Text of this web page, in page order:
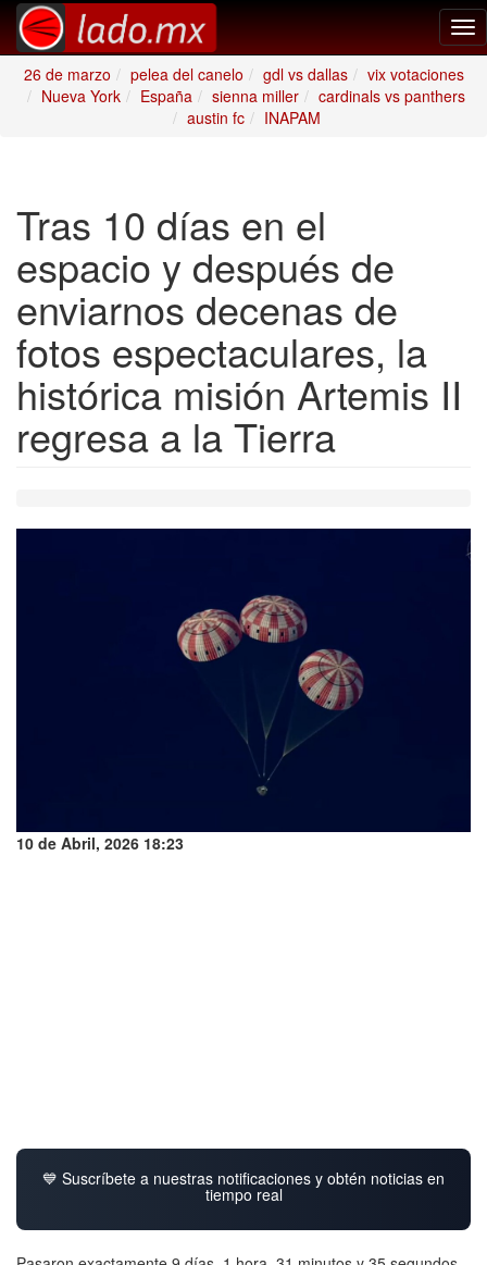
26 de marzo
pelea del canelo gdl vs dallas
vix votaciones
Nueva York
España sienna miller
cardinals vs panthers
austin fc
INAPAM
Tras 10 días en el
espacio y después de
enviarnos decenas de
fotos espectaculares, la
histórica misión Artemis II
regresa a la Tierra
10 de Abril, 2026 18:23
💙 Suscríbete a nuestras notificaciones y obtén noticias en
tiempo real